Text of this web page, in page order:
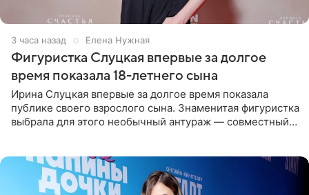
3 часа назад Елена Нужная
Фигуристка Слуцкая впервые за долгое
время показала 18-летнего сына
Ирина Слуцкая впервые за долгое время показала
публике своего взрослого сына. Знаменитая фигуристка
выбрала для этого необычный антураж — совместный